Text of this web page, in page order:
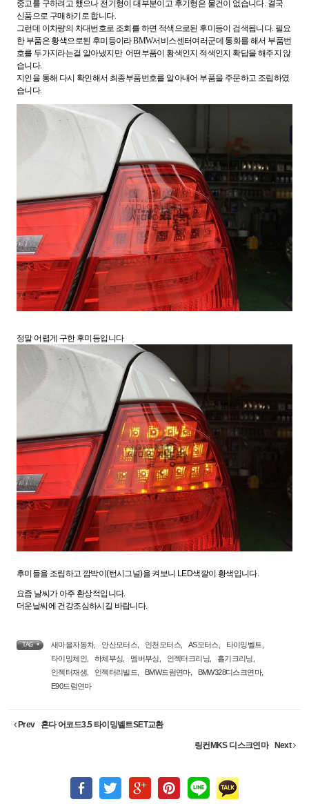
중고를 구하려고 했으나 전기형이 대부분이고 후기형은 물건이 없습니다. 결국
신품으로 구매하기로 합니다.
그런데 이차량의 차대번호로 조회를 하면 적색으로된 후미등이 검색됩니다. 필요
한 부품은 황색으로된 후미등이라 BMW서비스센터여러군데 통화를 해서 부품번
호를 두가지라는걸 알아냈지만 어떤부품이 황색인지 적색인지 확답을 해주지 않
습니다.
지인을 통해 다시 확인해서 최종부품번호를 알아내어 부품을 주문하고 조립하였
습니다.
정말 어렵게 구한 후미등입니다
후미들을 조립하고 깜박이(턴시그널)을 켜보니 LED색깔이 황색입니다.
요즘 날씨가 아주 환상적입니다.
더운날씨에 건강조심하시길 바랍니다.
TAG • 새마을자동차, 안산모터스 인천모터스 AS모터스 타이밍벨트
타이밍체인
하체부싱 멤버부싱 인젝터크리닝 흡기크리닝
인젝터재생
인젝터리빌드 BMW드럼연마, BMW328디스크연마,
E90드럼연마
Prev 혼다 어코드3.5 타이밍벨트SET교환
링컨MKS 디스크연마 Next